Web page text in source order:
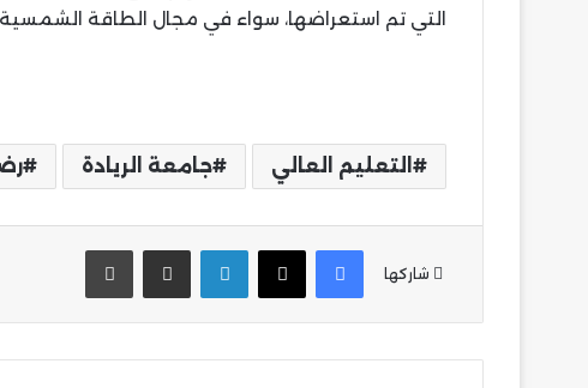
التي تم استعراضها، سواء في مجال الطاقة الشمسية
التعليم العالي جامعة الريادة
شاركها
فيسبوك
‫X لينكدإن مشاركة عبر البريد طباعة